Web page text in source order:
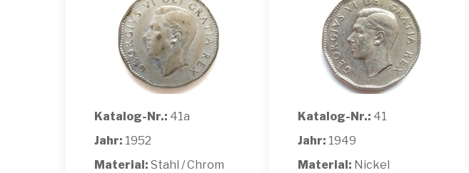
Katalog-Nr.: 41a
Jahr: 1952
Material: Stahl / Chrom
Katalog-Nr.: 41
Jahr: 1949
Material: Nickel